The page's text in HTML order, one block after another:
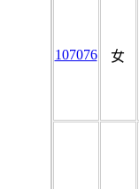
107076 女